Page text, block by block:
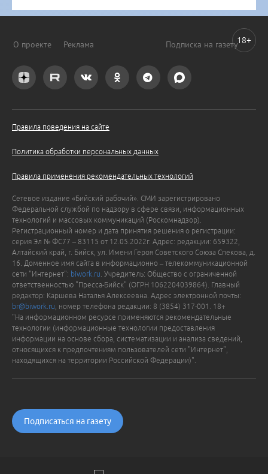
О проекте Реклама Подписка на газету
Правила поведения на сайте
Политика обработки персональных данных
Правила применения рекомендательных технологий
Сетевое издание «Бийский рабочий». СМИ зарегистрировано
Федеральной службой по надзору в сфере связи, информационных
технологий и массовых коммуникаций (Роскомнадзор).
Регистрационный номер и дата принятия решения о регистрации:
серия Эл № ФС77 – 83115 от 12.05.2022г. Адрес: редакции: 659322,
Алтайский край, г. Бийск, ул. Имени Героя Советского Союза Спекова, д.
16. Доменное имя сайта в информационно – телекоммуникационной
сети "Интернет": biwork.ru . Учредитель: Общество с ограниченной
ответственностью "Пресса-Бийск" (ОГРН 1062204039864). Главный
редактор: Каршева Наталья Алексеевна. Адрес электронной почты:
br@biwork.ru , номер телефона редакции: 8 (3854) 317-001. 18+
"На информационном ресурсе применяются рекомендательные
технологии (информационные технологии предоставления
информации на основе сбора, систематизации и анализа сведений,
относящихся к предпочтениям пользователей сети "Интернет",
находящихся на территории Российской Федерации)".
Подписаться на газету
18+